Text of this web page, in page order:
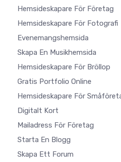
Hemsideskapare För Företag
Hemsideskapare För Fotografi
Evenemangshemsida
Skapa En Musikhemsida
Hemsideskapare För Bröllop
Gratis Portfolio Online
Hemsideskapare För
Digitalt Kort
Mailadress För Företag
Starta En Blogg
Skapa Ett Forum